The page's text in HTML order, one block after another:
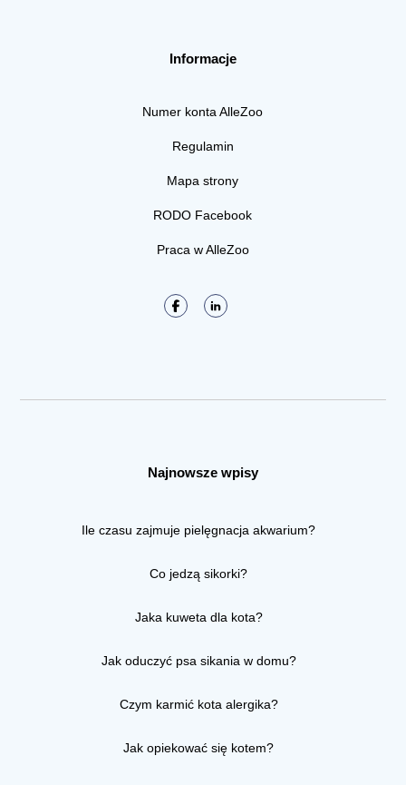
Informacje
Numer konta AlleZoo
Regulamin
Mapa strony
RODO Facebook
Praca w AlleZoo
Najnowsze wpisy
Ile czasu zajmuje pielęgnacja akwarium?
Co jedzą sikorki?
Jaka kuweta dla kota?
Jak oduczyć psa sikania w domu?
Czym karmić kota alergika?
Jak opiekować się kotem?